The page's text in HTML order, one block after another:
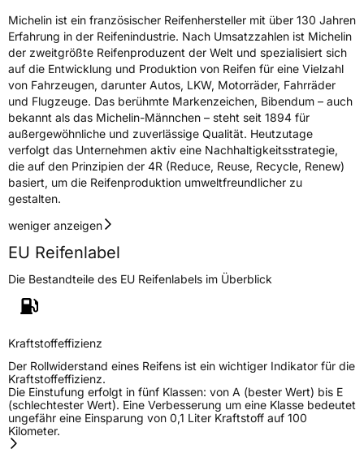
Michelin ist ein französischer Reifenhersteller mit über 130 Jahren
Erfahrung in der Reifenindustrie. Nach Umsatzzahlen ist Michelin
der zweitgrößte Reifenproduzent der Welt und spezialisiert sich
auf die Entwicklung und Produktion von Reifen für eine Vielzahl
von Fahrzeugen, darunter Autos, LKW, Motorräder, Fahrräder
und Flugzeuge. Das berühmte Markenzeichen, Bibendum – auch
bekannt als das Michelin-Männchen – steht seit 1894 für
außergewöhnliche und zuverlässige Qualität. Heutzutage
verfolgt das Unternehmen aktiv eine Nachhaltigkeitsstrategie,
die auf den Prinzipien der 4R (Reduce, Reuse, Recycle, Renew)
basiert, um die Reifenproduktion umweltfreundlicher zu
gestalten.
weniger anzeigen
EU Reifenlabel
Die Bestandteile des EU Reifenlabels im Überblick
Kraftstoffeffizienz
Der Rollwiderstand eines Reifens ist ein wichtiger Indikator für die
Kraftstoffeffizienz.
Die Einstufung erfolgt in fünf Klassen: von A (bester Wert) bis E
(schlechtester Wert). Eine Verbesserung um eine Klasse bedeutet
ungefähr eine Einsparung von 0,1 Liter Kraftstoff auf 100
Kilometer.